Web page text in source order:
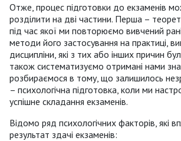
Отже, процес підготовки до екзаменів
розділити на дві частини. Перша –
під час якої ми повторюємо вивчений
методи його застосування на практиці,
дисципліни, які з тих або інших причин
також систематизуємо отримані нами
розбираємося в тому, що залишилось
– психологічна підготовка, коли ми
успішне складання екзаменів.
Відомо ряд психологічних факторів, які
результат здачі екзаменів: